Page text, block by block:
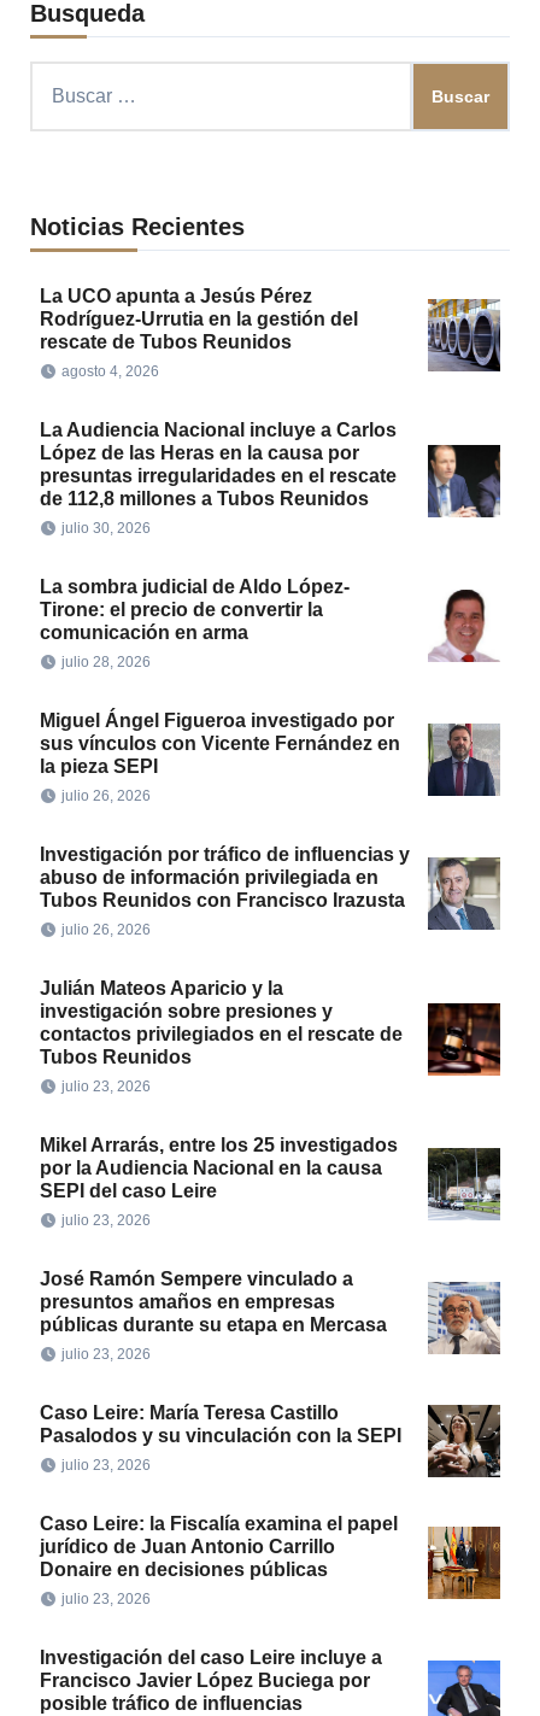
Busqueda
Noticias Recientes
La UCO apunta a Jesús Pérez
Rodríguez-Urrutia en la gestión del
rescate de Tubos Reunidos
agosto 4, 2026
La Audiencia Nacional incluye a Carlos
López de las Heras en la causa por
presuntas irregularidades en el rescate
de 112,8 millones a Tubos Reunidos
julio 30, 2026
La sombra judicial de Aldo López-
Tirone: el precio de convertir la
comunicación en arma
julio 28, 2026
Miguel Ángel Figueroa investigado por
sus vínculos con Vicente Fernández en
la pieza SEPI
julio 26, 2026
Investigación por tráfico de influencias y
abuso de información privilegiada en
Tubos Reunidos con Francisco Irazusta
julio 26, 2026
Julián Mateos Aparicio y la
investigación sobre presiones y
contactos privilegiados en el rescate de
Tubos Reunidos
julio 23, 2026
Mikel Arrarás, entre los 25 investigados
por la Audiencia Nacional en la causa
SEPI del caso Leire
julio 23, 2026
José Ramón Sempere vinculado a
presuntos amaños en empresas
públicas durante su etapa en Mercasa
julio 23, 2026
Caso Leire: María Teresa Castillo
Pasalodos y su vinculación con la SEPI
julio 23, 2026
Caso Leire: la Fiscalía examina el papel
jurídico de Juan Antonio Carrillo
Donaire en decisiones públicas
julio 23, 2026
Investigación del caso Leire incluye a
Francisco Javier López Buciega por
posible tráfico de influencias